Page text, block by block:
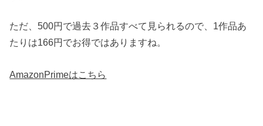
ただ、500円で過去３作品すべて見られるので、1作品あ
たりは166円でお得ではありますね。
AmazonPrimeはこちら